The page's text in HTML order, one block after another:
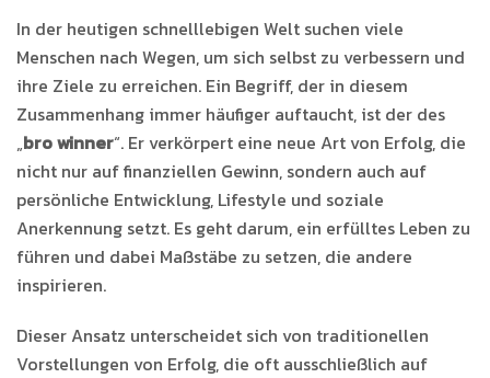
In der heutigen schnelllebigen Welt suchen viele
Menschen nach Wegen, um sich selbst zu verbessern und
ihre Ziele zu erreichen. Ein Begriff, der in diesem
Zusammenhang immer häufiger auftaucht, ist der des
„bro winner“. Er verkörpert eine neue Art von Erfolg, die
nicht nur auf finanziellen Gewinn, sondern auch auf
persönliche Entwicklung, Lifestyle und soziale
Anerkennung setzt. Es geht darum, ein erfülltes Leben zu
führen und dabei Maßstäbe zu setzen, die andere
inspirieren.
Dieser Ansatz unterscheidet sich von traditionellen
Vorstellungen von Erfolg, die oft ausschließlich auf